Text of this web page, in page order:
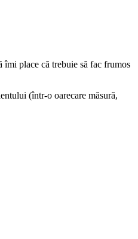
place că trebuie să fac frumos
(într-o oarecare măsură,